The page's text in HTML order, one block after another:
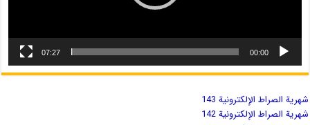
00:00
07:27
شهریة الصراط الإلكترونية 143
شهریة الصراط الإلكترونية 142